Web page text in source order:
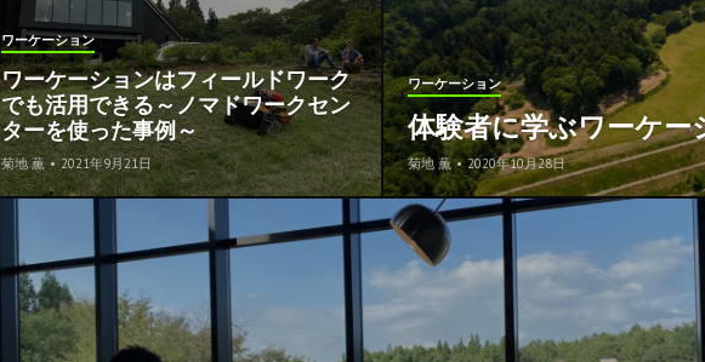
ワーケーション
ワーケーションはフィールドワーク
でも活用できる～ノマドワークセン
ターを使った事例～
菊地 薫 • 2021年9月21日
ワーケーション
体験者に学ぶワーケー
菊地 薫 • 2020年10月28日